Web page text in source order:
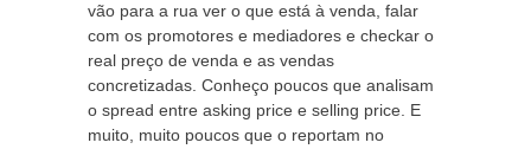
vão para a rua ver o que está à venda, falar
com os promotores e mediadores e checkar o
real preço de venda e as vendas
concretizadas. Conheço poucos que analisam
o spread entre asking price e selling price. E
muito, muito poucos que o reportam no